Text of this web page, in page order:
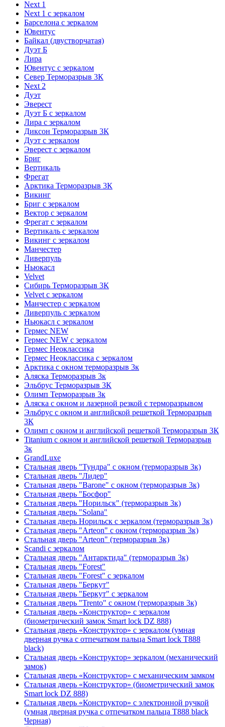
Next 1
Next 1 с зеркалом
Барселона с зеркалом
Ювентус
Байкал (двустворчатая)
Дуэт Б
Лира
Ювентус с зеркалом
Север Терморазрыв 3К
Next 2
Дуэт
Эверест
Дуэт Б с зеркалом
Лира с зеркалом
Диксон Терморазрыв 3К
Дуэт с зеркалом
Эверест с зеркалом
Бриг
Вертикаль
Фрегат
Арктика Терморазрыв 3К
Викинг
Бриг с зеркалом
Вектор с зеркалом
Фрегат с зеркалом
Вертикаль с зеркалом
Викинг с зеркалом
Манчестер
Ливерпуль
Ньюкасл
Velvet
Сибирь Терморазрыв 3К
Velvet с зеркалом
Манчестер с зеркалом
Ливерпуль с зеркалом
Ньюкасл с зеркалом
Гермес NEW
Гермес NEW с зеркалом
Гермес Неоклассика
Гермес Неоклассика с зеркалом
Арктика с окном терморазрыв 3к
Аляска Терморазрыв 3к
Эльбрус Терморазрыв 3К
Олимп Терморазрыв 3к
Аляска с окном и лазерной резкой с терморазрывом
Эльбрус с окном и английской решеткой Терморазрыв
3К
Олимп с окном и английской решеткой Терморазрыв 3К
Titanium с окном и английской решеткой Терморазрыв
3к
GrandLuxe
Стальная дверь "Тундра" с окном (терморазрыв 3к)
Стальная дверь "Лидер"
Стальная дверь "Barone" с окном (терморазрыв 3к)
Стальная дверь "Босфор"
Стальная дверь "Норильск" (терморазрыв 3к)
Стальная дверь "Solana"
Стальная дверь Норильск с зеркалом (терморазрыв 3к)
Стальная дверь "Arteon" с окном (терморазрыв 3к)
Стальная дверь "Arteon" (терморазрыв 3к)
Scandi с зеркалом
Стальная дверь "Антарктида" (терморазрыв 3к)
Стальная дверь "Forest"
Стальная дверь "Forest" с зеркалом
Стальная дверь "Беркут"
Стальная дверь "Беркут" с зеркалом
Стальная дверь "Trento" с окном (терморазрыв 3к)
Стальная дверь «Конструктор» с зеркалом
(биометрический замок Smart lock DZ 888)
Стальная дверь «Конструктор» с зеркалом (умная
дверная ручка с отпечатком пальца Smart lock T888
black)
Стальная дверь «Конструктор» зеркалом (механический
замок)
Стальная дверь «Конструктор» с механическим замком
Стальная дверь «Конструктор» (биометрический замок
Smart lock DZ 888)
Стальная дверь «Конструктор» с электронной ручкой
(умная дверная ручка с отпечатком пальца T888 black
Черная)